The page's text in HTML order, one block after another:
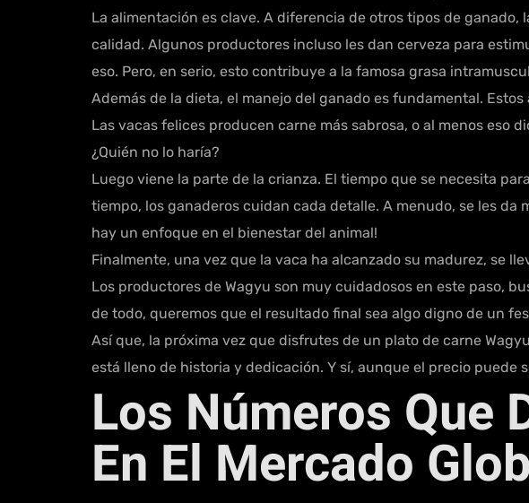
La alimentación es clave. A diferencia de otros tipos de
calidad. Algunos productores incluso les dan cerveza para
eso. Pero, en serio, esto contribuye a la famosa grasa
Además de la dieta, el manejo del ganado es fundamental.
Las vacas felices producen carne más sabrosa, o al menos eso
¿Quién no lo haría?
Luego viene la parte de la crianza. El tiempo que se necesita
tiempo, los ganaderos cuidan cada detalle. A menudo, se les da
hay un enfoque en el bienestar del animal!
Finalmente, una vez que la vaca ha alcanzado su madurez, se
Los productores de Wagyu son muy cuidadosos en este paso,
de todo, queremos que el resultado final sea algo digno de un
Así que, la próxima vez que disfrutes de un plato de carne
está lleno de historia y dedicación. Y sí, aunque el precio
Los Números Que
En El Mercado